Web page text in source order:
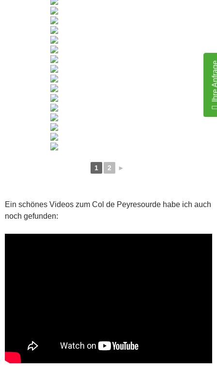
1 2 ►
Ein schönes Videos zum Col de Peyresourde habe ich auch
noch gefunden:
Ihre